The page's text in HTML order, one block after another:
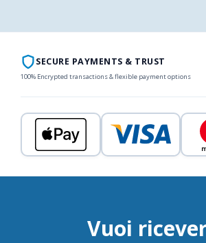
SECURE PAYMENTS & TRUST
100% Encrypted transactions & flexible payment options
Vuoi